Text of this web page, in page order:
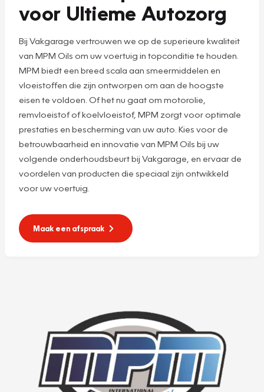
voor Ultieme Autozorg
Bij Vakgarage vertrouwen we op de superieure kwaliteit
van MPM Oils om uw voertuig in topconditie te houden.
MPM biedt een breed scala aan smeermiddelen en
vloeistoffen die zijn ontworpen om aan de hoogste
eisen te voldoen. Of het nu gaat om motorolie,
remvloeistof of koelvloeistof, MPM zorgt voor optimale
prestaties en bescherming van uw auto. Kies voor de
betrouwbaarheid en innovatie van MPM Oils bij uw
volgende onderhoudsbeurt bij Vakgarage, en ervaar de
voordelen van producten die speciaal zijn ontwikkeld
voor uw voertuig.
Maak een afspraak